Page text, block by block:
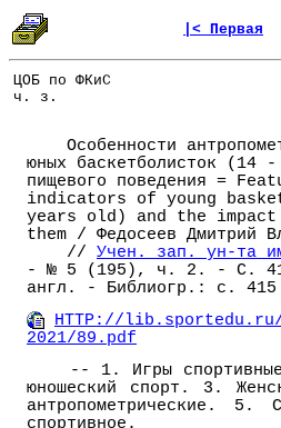
|< Первая
ЦОБ по ФКиС
ч. з.
Особенности
юных баскетболисток (14
пищевого поведения =
indicators of young
years old) and the
them / Федосеев Дмитрий
// Учен. зап. ун-та
- № 5 (195), ч. 2. - С.
англ. - Библиогр.: с.
HTTP://
2021/89.pdf
-- 1. Игры спортивные
юношеский спорт. 3.
антропометрические.
спортивное.